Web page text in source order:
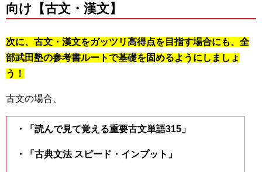
向け【古文・漢文】
次に、古文・漢文をガッツリ高得点を目指す場合にも、全
部武田塾の参考書ルートで基礎を固めるようにしましょ
う！
古文の場合、
・「読んで見て覚える重要古文単語315」
・「古典文法 スピード・インプット」